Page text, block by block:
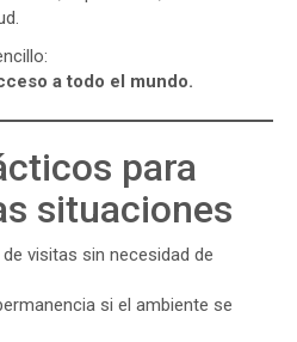
a todo el mundo.
para
situaciones
visitas sin necesidad de
si el ambiente se